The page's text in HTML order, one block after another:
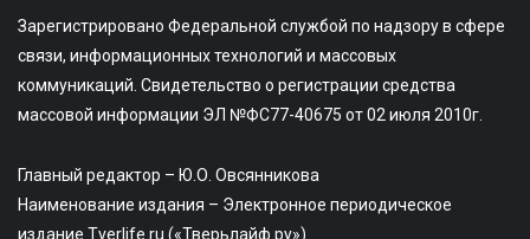
Зарегистрировано Федеральной службой по надзору в сфере
связи, информационных технологий и массовых
коммуникаций. Свидетельство о регистрации средства
массовой информации ЭЛ №ФС77-40675 от 02 июля 2010г.
Главный редактор – Ю.О. Овсянникова
Наименование издания – Электронное периодическое
издание Tverlife.ru («Тверьлайф.ру»)